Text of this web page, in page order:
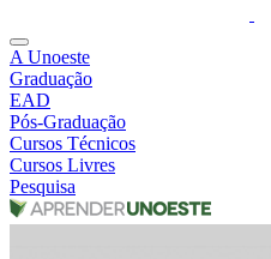
A Unoeste
Graduação
EAD
Pós-Graduação
Cursos Técnicos
Cursos Livres
Pesquisa